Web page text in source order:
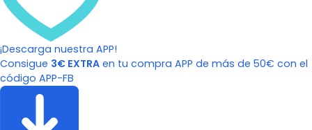
¡Descarga nuestra APP!
Consigue 3€ EXTRA en tu compra APP de más de 50€ con el
código APP-FB